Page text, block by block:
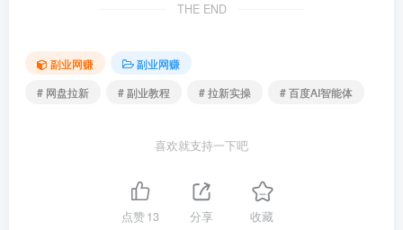
THE END
副业网赚
副业网赚
# 网盘拉新
# 副业教程 # 拉新实操 # 百度AI智能体
喜欢就支持一下吧
点赞13 分享 收藏